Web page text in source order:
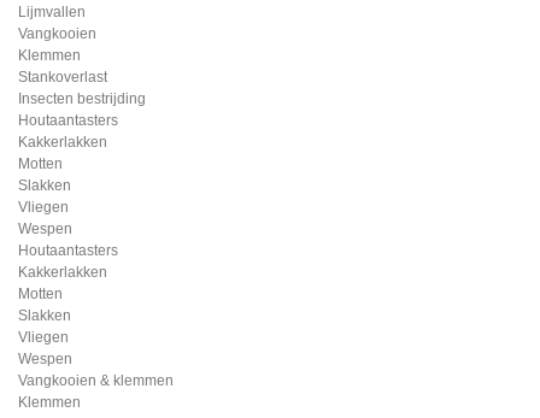
Lijmvallen
Vangkooien
Klemmen
Stankoverlast
Insecten bestrijding
Houtaantasters
Kakkerlakken
Motten
Slakken
Vliegen
Wespen
Houtaantasters
Kakkerlakken
Motten
Slakken
Vliegen
Wespen
Vangkooien & klemmen
Klemmen